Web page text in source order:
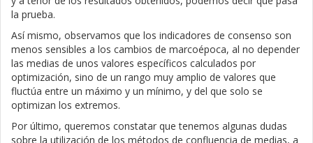
la prueba.
Así mismo, observamos que los indicadores de consenso son
menos sensibles a los cambios de marcoépoca, al no depender
las medias de unos valores específicos calculados por
optimización, sino de un rango muy amplio de valores que
fluctúa entre un máximo y un mínimo, y del que solo se
optimizan los extremos.
Por último, queremos constatar que tenemos algunas dudas
sobre la utilización de los métodos de confluencia de medias, a